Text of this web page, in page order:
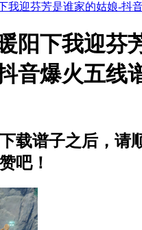
我迎芬芳是谁家的姑娘-抖
阳下我迎芬
音爆火五线
载谱子之后，请
吧！